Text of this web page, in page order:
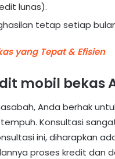
lunas).
tetap setiap
yang Tepat & Efisien
mobil bekas
Anda berhak
Konsultasi
ini, diharapkan
proses kredit dan